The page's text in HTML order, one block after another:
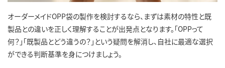
オーダーメイドOPP袋の製作を検討するなら、まずは素材の特性と既
製品との違いを正しく理解することが出発点となります。「OPPって
何？」「既製品とどう違うの？」という疑問を解消し、自社に最適な選択
ができる判断基準を身につけましょう。